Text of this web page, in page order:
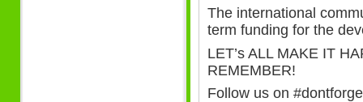
The international
term funding for the
LET’s ALL MAKE IT
REMEMBER!
Follow us on